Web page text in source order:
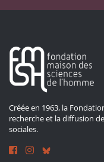
Créée en 1963, la
recherche et la diffusion
sociales.